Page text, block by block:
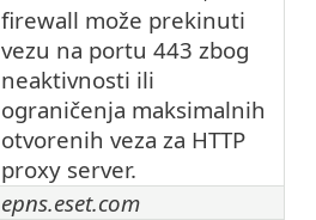
firewall može prekinuti
vezu na portu 443 zbog
neaktivnosti ili
ograničenja maksimalnih
otvorenih veza za HTTP
proxy server.
epns.eset.com